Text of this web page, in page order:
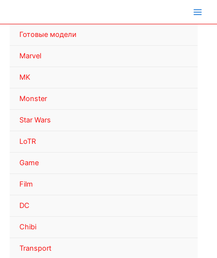
Готовые модели
Marvel
MK
Monster
Star Wars
LoTR
Game
Film
DC
Chibi
Transport